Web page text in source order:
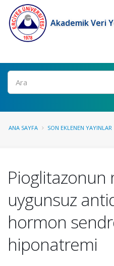
Akademik Veri
Ara
ANA SAYFA SON EKLENEN YAYINLAR
Pioglitazonun
uygunsuz
hormon
hiponatremi